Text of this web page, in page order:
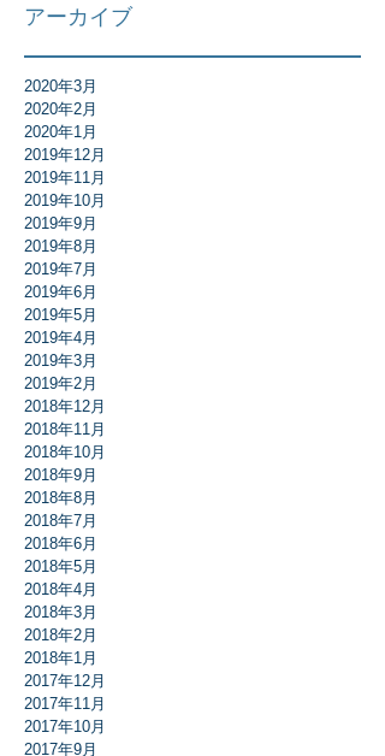
アーカイブ
2020年3月
2020年2月
2020年1月
2019年12月
2019年11月
2019年10月
2019年9月
2019年8月
2019年7月
2019年6月
2019年5月
2019年4月
2019年3月
2019年2月
2018年12月
2018年11月
2018年10月
2018年9月
2018年8月
2018年7月
2018年6月
2018年5月
2018年4月
2018年3月
2018年2月
2018年1月
2017年12月
2017年11月
2017年10月
2017年9月